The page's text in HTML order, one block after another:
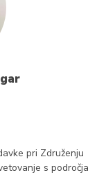
pri Združenju
s področja